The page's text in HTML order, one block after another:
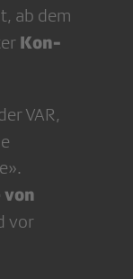
ab dem
Kon­
VAR,
vor